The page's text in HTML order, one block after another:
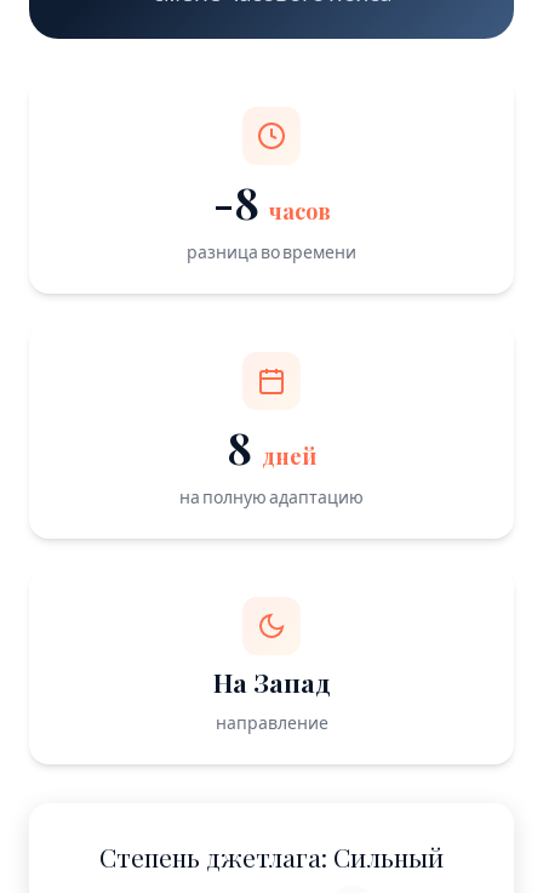
-8 часов
разница во времени
8 дней
на полную адаптацию
На Запад
направление
Степень джетлага: Сильный